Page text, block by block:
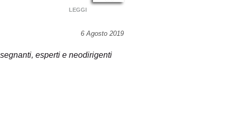
LEGGI
6 Agosto 2019
esperti e neodirigenti